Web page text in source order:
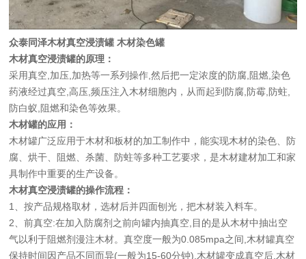
众泰同泽木材真空浸渍罐 木材染色罐
木材真空浸渍罐的原理 ：
采用真空,加压,加热等一系列操作,然后把一定浓度的防腐,阻燃,染色
药液经过真空,高压,频压注入木材细胞内，从而起到防腐,防霉,防蛀,
防白蚁,阻燃和染色等效果。
木材罐的应用：
木材罐广泛应用于木材和板材的加工制作中，能实现木材的染色、防
腐、烘干、阻燃、杀菌、防蛀等多种工艺要求，是木材建材加工和家
具制作中重要的生产设备。
木材真空浸渍罐的操作流程：
1、按产品规格取材，选材后并四面刨光，把木材装入料车。
2、前真空:在加入防腐剂之前向罐内抽真空,目的是从木材中抽出空
气以利于阻燃剂漫注木材。真空度一般为0.085mpa之间,木材罐真空
保持时间因产品不同而异(一般为15-60分钟),木材罐变成真空后,木材